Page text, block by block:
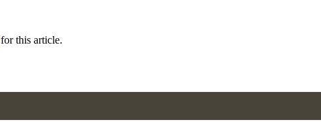
for this article.